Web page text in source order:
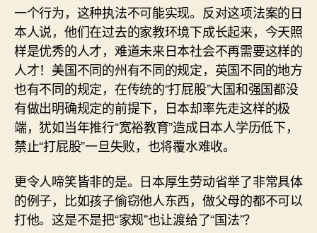
一个行为，这种执法不可能实现。反对这项法案的日
本人说，他们在过去的家教环境下成长起来，今天照
样是优秀的人才，难道未来日本社会不再需要这样的
人才！美国不同的州有不同的规定，英国不同的地方
也有不同的规定，在传统的“打屁股”大国和强国都没
有做出明确规定的前提下，日本却率先走这样的极
端，犹如当年推行“宽裕教育”造成日本人学历低下，
禁止“打屁股”一旦失败，也将覆水难收。
更令人啼笑皆非的是。日本厚生劳动省举了非常具体
的例子，比如孩子偷窃他人东西，做父母的都不可以
打他。这是不是把“家规”也让渡给了“国法”？